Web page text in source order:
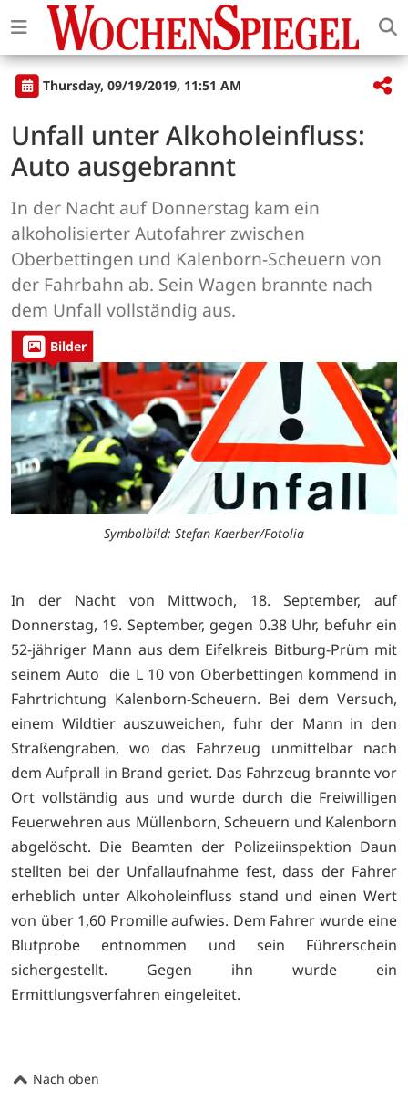
Thursday, 09/19/2019, 11:51 AM
Unfall unter Alkoholeinfluss:
Auto ausgebrannt
In der Nacht auf Donnerstag kam ein
alkoholisierter Autofahrer zwischen
Oberbettingen und Kalenborn-Scheuern von
der Fahrbahn ab. Sein Wagen brannte nach
dem Unfall vollständig aus.
Bilder
Symbolbild: Stefan Kaerber/Fotolia
In der Nacht von Mittwoch, 18. September, auf
Donnerstag, 19. September, gegen 0.38 Uhr, befuhr ein
52-jähriger Mann aus dem Eifelkreis Bitburg-Prüm mit
seinem Auto die L 10 von Oberbettingen kommend in
Fahrtrichtung Kalenborn-Scheuern. Bei dem Versuch,
einem Wildtier auszuweichen, fuhr der Mann in den
Straßengraben, wo das Fahrzeug unmittelbar nach
dem Aufprall in Brand geriet. Das Fahrzeug brannte vor
Ort vollständig aus und wurde durch die Freiwilligen
Feuerwehren aus Müllenborn, Scheuern und Kalenborn
abgelöscht. Die Beamten der Polizeiinspektion Daun
stellten bei der Unfallaufnahme fest, dass der Fahrer
erheblich unter Alkoholeinfluss stand und einen Wert
von über 1,60 Promille aufwies. Dem Fahrer wurde eine
Blutprobe entnommen und sein Führerschein
sichergestellt. Gegen ihn wurde ein
Ermittlungsverfahren eingeleitet.
Nach oben